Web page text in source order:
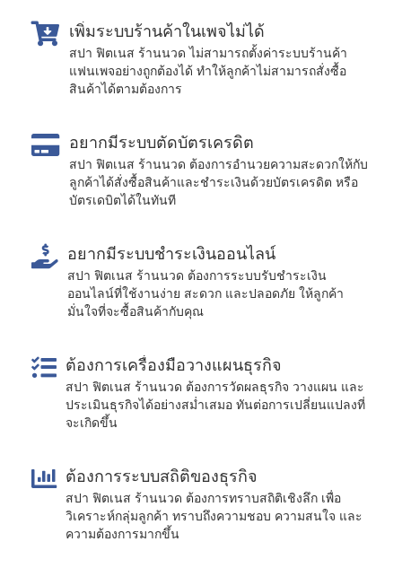
เพิ่มระบบร้านค้าในเพจไม่ได้
สปา ฟิตเนส ร้านนวด ไม่สามารถตั้งค่าระบบร้านค้า
แฟนเพจอย่างถูกต้องได้ ทำให้ลูกค้าไม่สามารถสั่งซื้อ
สินค้าได้ตามต้องการ
อยากมีระบบตัดบัตรเครดิต
สปา ฟิตเนส ร้านนวด ต้องการอำนวยความสะดวกให้กับ
ลูกค้าได้สั่งซื้อสินค้าและชำระเงินด้วยบัตรเครดิต หรือ
บัตรเดบิตได้ในทันที
อยากมีระบบชำระเงินออนไลน์
สปา ฟิตเนส ร้านนวด ต้องการระบบรับชำระเงิน
ออนไลน์ที่ใช้งานง่าย สะดวก และปลอดภัย ให้ลูกค้า
มั่นใจที่จะซื้อสินค้ากับคุณ
ต้องการเครื่องมือวางแผนธุรกิจ
สปา ฟิตเนส ร้านนวด ต้องการวัดผลธุรกิจ วางแผน และ
ประเมินธุรกิจได้อย่างสม่ำเสมอ ทันต่อการเปลี่ยนแปลงที่
จะเกิดขึ้น
ต้องการระบบสถิติของธุรกิจ
สปา ฟิตเนส ร้านนวด ต้องการทราบสถิติเชิงลึก เพื่อ
วิเคราะห์กลุ่มลูกค้า ทราบถึงความชอบ ความสนใจ และ
ความต้องการมากขึ้น